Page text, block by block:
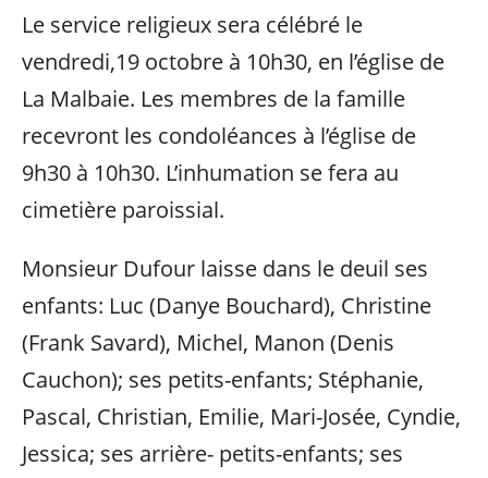
Le service religieux sera célébré le
vendredi,19 octobre à 10h30, en l’église de
La Malbaie. Les membres de la famille
recevront les condoléances à l’église de
9h30 à 10h30. L’inhumation se fera au
cimetière paroissial.
Monsieur Dufour laisse dans le deuil ses
enfants: Luc (Danye Bouchard), Christine
(Frank Savard), Michel, Manon (Denis
Cauchon); ses petits-enfants; Stéphanie,
Pascal, Christian, Emilie, Mari-Josée, Cyndie,
Jessica; ses arrière- petits-enfants; ses